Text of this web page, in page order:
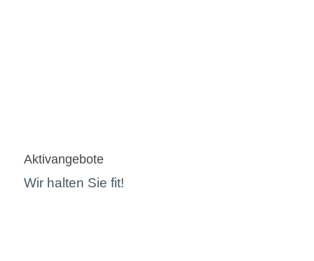
Aktivangebote
Wir halten Sie fit!